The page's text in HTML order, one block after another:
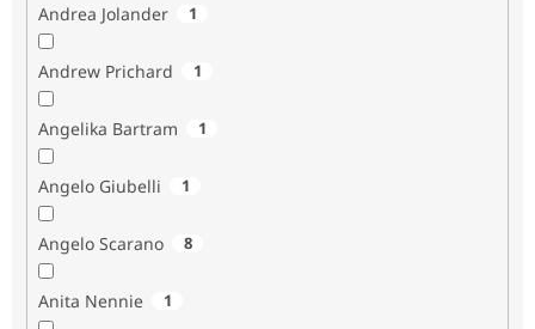
Andrea Jolander 1
Andrew Prichard 1
Angelika Bartram 1
Angelo Giubelli 1
Angelo Scarano 8
Anita Nennie 1